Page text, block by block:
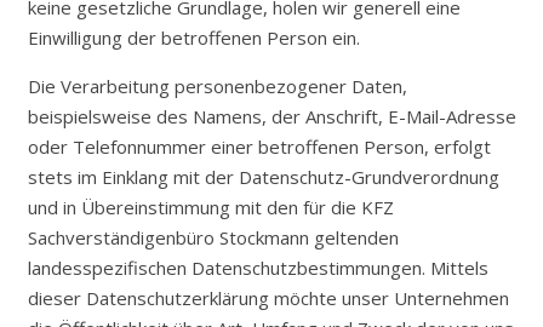
keine gesetzliche Grundlage, holen wir generell eine
Einwilligung der betroffenen Person ein.
Die Verarbeitung personenbezogener Daten,
beispielsweise des Namens, der Anschrift, E-Mail-Adresse
oder Telefonnummer einer betroffenen Person, erfolgt
stets im Einklang mit der Datenschutz-Grundverordnung
und in Übereinstimmung mit den für die KFZ
Sachverständigenbüro Stockmann geltenden
landesspezifischen Datenschutzbestimmungen. Mittels
dieser Datenschutzerklärung möchte unser Unternehmen